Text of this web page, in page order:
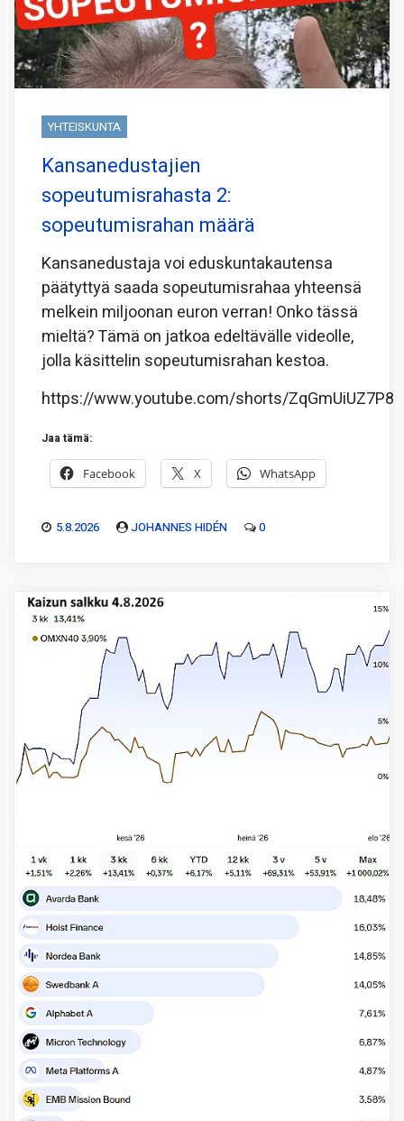
YHTEISKUNTA
Kansanedustajien
sopeutumisrahasta 2:
sopeutumisrahan määrä
Kansanedustaja voi eduskuntakautensa
päätyttyä saada sopeutumisrahaa yhteensä
melkein miljoonan euron verran! Onko tässä
mieltä? Tämä on jatkoa edeltävälle videolle,
jolla käsittelin sopeutumisrahan kestoa.
https://www.youtube.com/shorts/ZqGmUiUZ7P8
Jaa tämä:
Facebook X WhatsApp
5.8.2026 JOHANNES HIDÉN 0